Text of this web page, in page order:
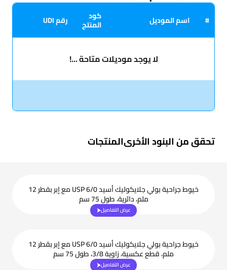
# اسم الموديل كود
المنتج رقم UDI
لا يوجد موديلات متاحة ...!
تحقق من البنود الأخرىالمنتجات
خيوط جراحية بولي جلايكوليك أسيد USP 6/0 مع إبر بقطر 12
ملم، دائرية، طول 75 سم
عرض التفاصيل
خيوط جراحية بولي جلايكوليك أسيد USP 6/0 مع إبر بقطر 12
ملم، قطع عكسية، زاوية 3/8، طول 75 سم
عرض التفاصيل